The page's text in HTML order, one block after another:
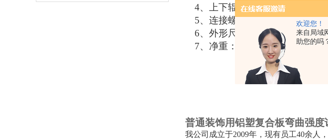
欢迎您！
来自局域
助您的吗
4、
上下辊宽度：60mm
5、 连接螺纹：M12内牙
6、 外形尺寸：
320*100*180mm
7、 净重： 12.4kg
普通装饰用铝塑复合板弯曲强度
我公司成立于2009年，现有员工40余人